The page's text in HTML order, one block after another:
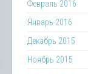
Февраль 2016
Январь 2016
Декабрь 2015
Ноябрь 2015